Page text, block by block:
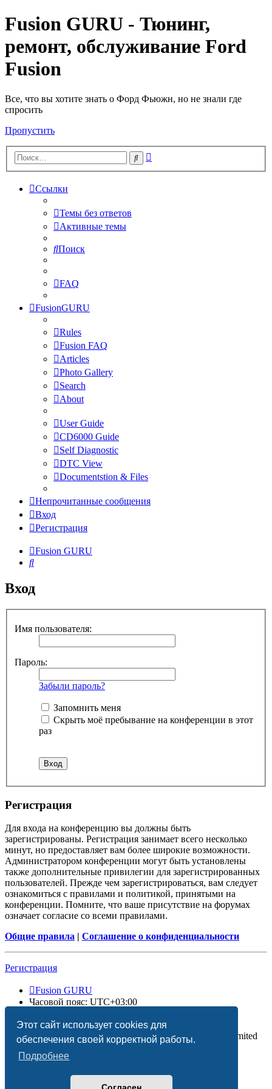
Этот сайт использует cookies для
обеспечения своей корректной работы.
Подробнее
Fusion GURU - Тюнинг,
ремонт, обслуживание Ford
Fusion
Все, что вы хотите знать о Форд Фьюжн, но не знали где
спросить
Пропустить
Поиск
Ссылки
Темы без ответов
Активные темы
Поиск
FAQ
FusionGURU
Rules
Fusion FAQ
Articles
Photo Gallery
Search
About
User Guide
CD6000 Guide
Self Diagnostic
DTC View
Documentstion & Files
Непрочитанные сообщения
Вход
Регистрация
Fusion GURU
Поиск
Вход
Имя пользователя:
Пароль:
Забыли пароль?
Запомнить меня
Скрыть моё пребывание на конференции в этот
раз
Регистрация
Для входа на конференцию вы должны быть
зарегистрированы. Регистрация занимает всего несколько
минут, но предоставляет вам более широкие возможности.
Администратором конференции могут быть установлены
также дополнительные привилегии для зарегистрированных
пользователей. Прежде чем зарегистрироваться, вам следует
ознакомиться с правилами и политикой, принятыми на
конференции. Помните, что ваше присутствие на форумах
означает согласие со всеми правилами.
Общие правила | Соглашение о конфиденциальности
Регистрация
Fusion GURU
Часовой пояс: UTC+03:00
Создано на основеphpBB® Forum Software © phpBB Limited